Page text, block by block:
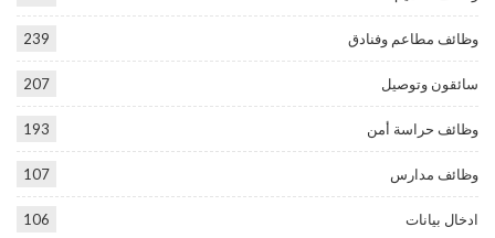
وظائف مطاعم وفنادق 239
سائقون وتوصيل 207
وظائف حراسة أمن 193
وظائف مدارس 107
ادخال بيانات 106